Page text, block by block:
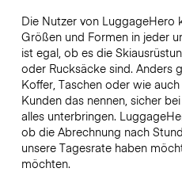
Die Nutzer von LuggageHero
Größen und Formen in jeder
ist egal, ob es die
oder Rucksäcke sind. Anders
Koffer, Taschen oder wie
Kunden das nennen, sicher
alles unterbringen.
ob die Abrechnung nach
unsere Tagesrate haben
möchten.